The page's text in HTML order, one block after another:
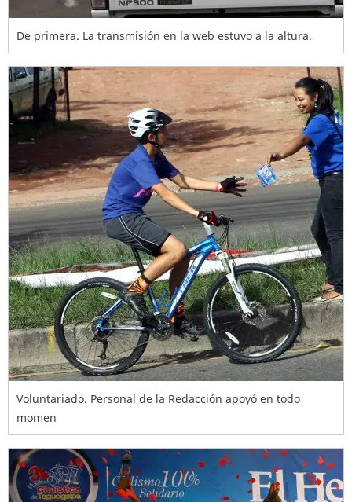
De primera. La transmisión en la web estuvo a la altura.
Voluntariado. Personal de la Redacción apoyó en todo
momen